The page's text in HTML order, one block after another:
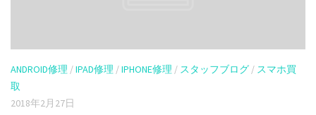
ANDROID修理 /IPAD修理 /IPHONE修理 / スタッフブログ / スマホ買
取
2018年2月27日